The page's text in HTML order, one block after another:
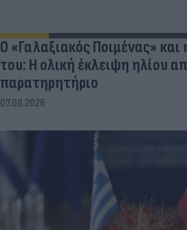
Ο «Γαλαξιακός Ποιμένας»
του: Η ολική έκλειψη ηλίου
παρατηρητήριο
07.08.2026